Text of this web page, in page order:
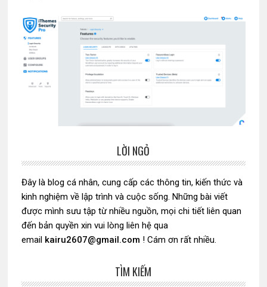
chính
LỜI NGỎ
Đây là blog cá nhân, cung cấp các thông tin, kiến thức và
kinh nghiệm về lập trình và cuộc sống. Những bài viết
được mình sưu tập từ nhiều nguồn, mọi chi tiết liên quan
đến bản quyền xin vui lòng liên hệ qua
email kairu2607@gmail.com ! Cám ơn rất nhiều.
TÌM KIẾM